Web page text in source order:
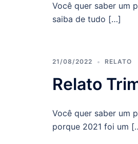
Você quer saber um
saiba de tudo […]
21/08/2022 RELATO
Relato
Você quer saber um
porque 2021 foi um